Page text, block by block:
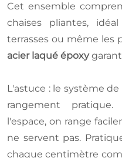
Cet ensemble
chaises pliantes,
terrasses ou même les
acier laqué époxy
L'astuce : le système
rangement
l'espace, on range
ne servent pas.
chaque centimètre